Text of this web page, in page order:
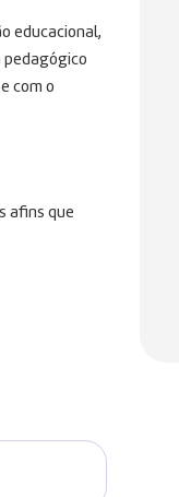
educacional,
pedagógico
com o
afins que